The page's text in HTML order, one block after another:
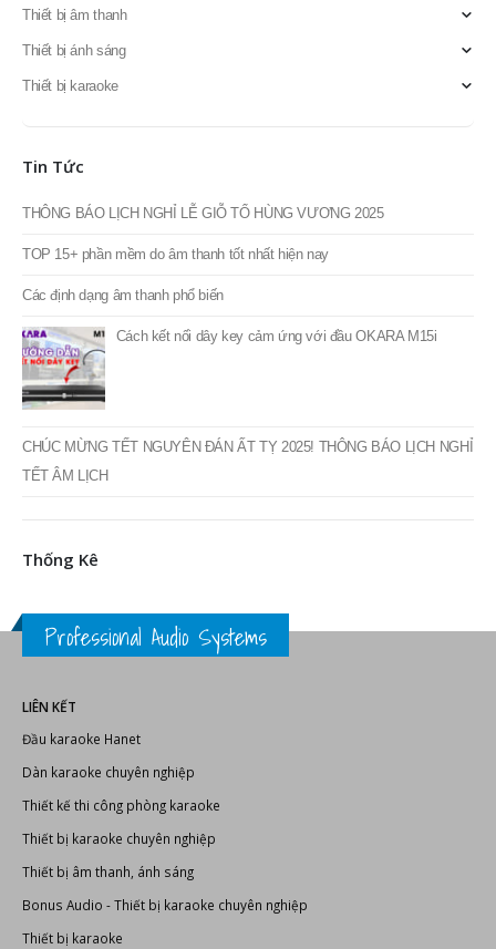
Thiết bị âm thanh
Thiết bị ánh sáng
Thiết bị karaoke
Tin Tức
THÔNG BÁO LỊCH NGHỈ LỄ GIỖ TỔ HÙNG VƯƠNG 2025
TOP 15+ phần mềm do âm thanh tốt nhất hiện nay
Các định dạng âm thanh phổ biến
Cách kết nối dây key cảm ứng với đầu OKARA M15i
CHÚC MỪNG TẾT NGUYÊN ĐÁN ẤT TỴ 2025! THÔNG BÁO LỊCH NGHỈ
TẾT ÂM LỊCH
Thống Kê
Professional Audio Systems
LIÊN KẾT
Đầu karaoke Hanet
Dàn karaoke chuyên nghiệp
Thiết kế thi công phòng karaoke
Thiết bị karaoke chuyên nghiệp
Thiết bị âm thanh, ánh sáng
Bonus Audio -Thiết bị karaoke chuyên nghiệp
Thiết bị karaoke